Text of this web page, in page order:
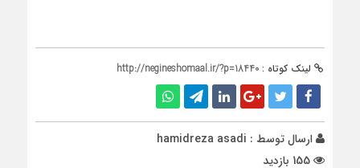
لینک کوتاه : http://negineshomaal.ir/?p=18440
ارسال توسط : hamidreza asadi